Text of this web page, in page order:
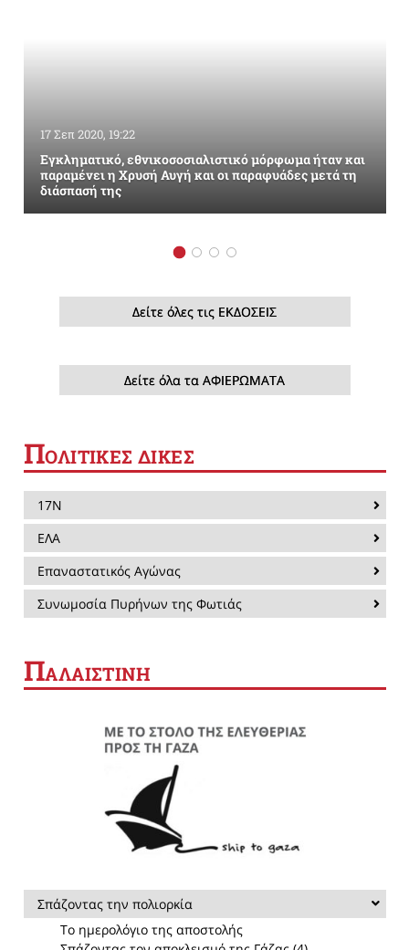
17 Σεπ 2020, 19:22
Εγκληματικό, εθνικοσοσιαλιστικό μόρφωμα ήταν και
παραμένει η Χρυσή Αυγή και οι παραφυάδες μετά τη
διάσπασή της
Δείτε όλες τις ΕΚΔΟΣΕΙΣ
Δείτε όλα τα ΑΦΙΕΡΩΜΑΤΑ
ΠΟΛΙΤΙΚΕΣ ΔΙΚΕΣ
17Ν
ΕΛΑ
Επαναστατικός Αγώνας
Συνωμοσία Πυρήνων της Φωτιάς
ΠΑΛΑΙΣΤΙΝΗ
Σπάζοντας την πολιορκία
Το ημερολόγιο της αποστολής